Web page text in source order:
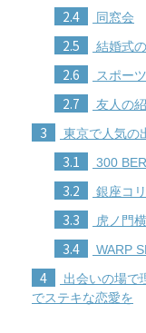
2.4 同窓会
2.5 結婚式
2.6 スポー
2.7 友人の
3 東京で人気の
3.1 300 BER
3.2 銀座コ
3.3 虎ノ門
3.4 WARP
4
出会いの場で
でステキな恋愛を